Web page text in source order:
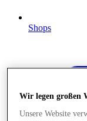
Shops
Wir legen großen
Unsere Website